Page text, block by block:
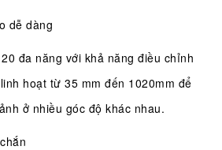
dễ dàng
đa năng với khả năng điều chỉnh
hoạt từ 35 mm đến 1020mm để
ở nhiều góc độ khác nhau.